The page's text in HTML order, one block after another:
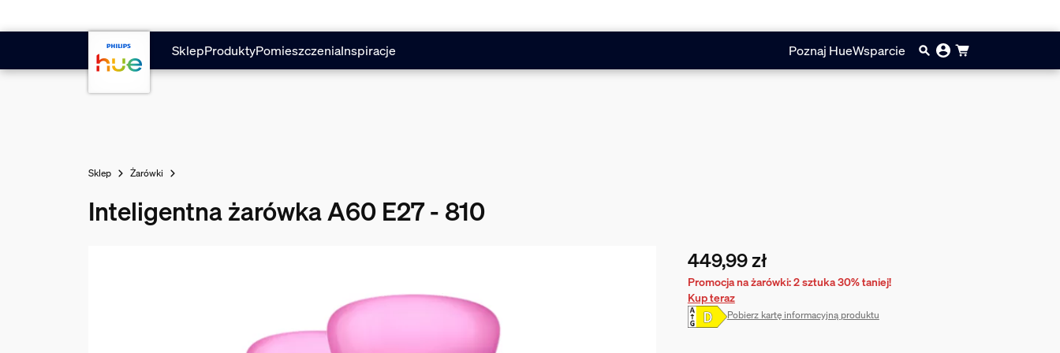
SklepProduktyPomieszczeniaInspiracje Poznaj HueWsparcie
Sklep Żarówki
Inteligentna żarówka A60 E27 - 810
Obecna cena to 449,99 zł
449,99 zł
Promocja na żarówki: 2 sztuka 30% taniej!
Kup teraz
Pobierz kartę informacyjną produktu